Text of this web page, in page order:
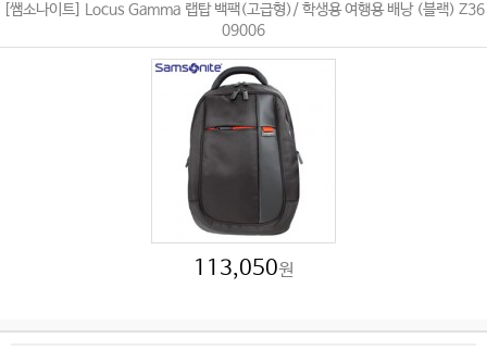
[쌤소나이트] Locus Gamma 랩탑 백팩(고급형)/ 학생용 여행용 배낭 (블랙) Z36
09006
113,050원